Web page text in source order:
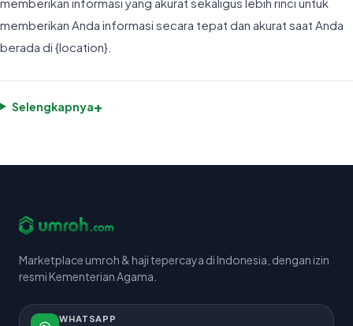
memberikan Anda informasi secara tepat dan akurat saat Anda
berada di {location}.
Selengkapnya+
Marketplace umroh & haji tepercaya di Indonesia, dengan izin
resmi Kementerian Agama.
WHATSAPP